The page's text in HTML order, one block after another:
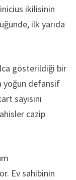
ikilisinin
ilk yarıda
gösterildiği bir
yoğun defansif
sayısını
cazip
Ev sahibinin